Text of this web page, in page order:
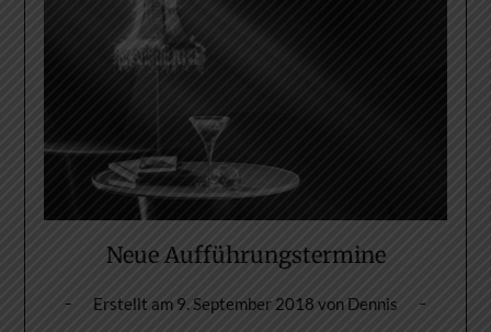
Neue Aufführungstermine
Erstellt am 9. September 2018 von Dennis